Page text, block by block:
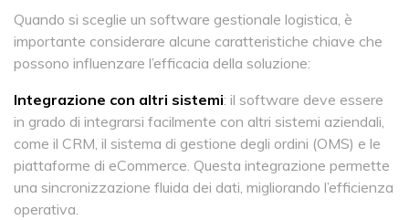
Quando si sceglie un software gestionale logistica, è
importante considerare alcune caratteristiche chiave che
possono influenzare l’efficacia della soluzione:
Integrazione con altri sistemi: il software deve essere
in grado di integrarsi facilmente con altri sistemi aziendali,
come il CRM, il sistema di gestione degli ordini (OMS) e le
piattaforme di eCommerce. Questa integrazione permette
una sincronizzazione fluida dei dati, migliorando l’efficienza
operativa.